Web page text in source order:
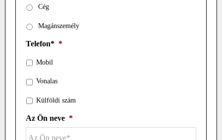
Cég
Magánszemély
Telefon* *
Mobil
Vonalas
Külföldi szám
Az Ön neve *